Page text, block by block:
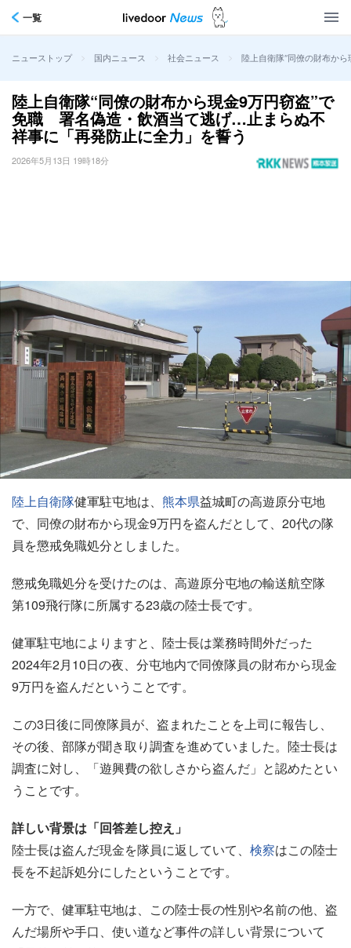
一覧
ニューストップ > 国内ニュース > 社会ニュース > 陸上自衛隊“同僚の財布か
陸上自衛隊“同僚の財布から現金9万円窃盗”で
免職 署名偽造・飲酒当て逃げ…止まらぬ不
祥事に「再発防止に全力」を誓う
2026年5月13日 19時18分
陸上自衛隊健軍駐屯地は、 熊本県益城町の高遊原分屯地
で、同僚の財布から現金9万円を盗んだとして、20代の隊
員を懲戒免職処分としました。
懲戒免職処分を受けたのは、高遊原分屯地の輸送航空隊
第109飛行隊に所属する23歳の陸士長です。
健軍駐屯地によりますと、陸士長は業務時間外だった
2024年2月10日の夜、分屯地内で同僚隊員の財布から現金
9万円を盗んだということです。
この3日後に同僚隊員が、盗まれたことを上司に報告し、
その後、部隊が聞き取り調査を進めていました。陸士長は
調査に対し、「遊興費の欲しさから盗んだ」と認めたとい
うことです。
詳しい背景は「回答差し控え」
陸士長は盗んだ現金を隊員に返していて、 検察はこの陸士
長を不起訴処分にしたということです。
一方で、健軍駐屯地は、この陸士長の性別や名前の他、盗
んだ場所や手口、使い道など事件の詳しい背景について